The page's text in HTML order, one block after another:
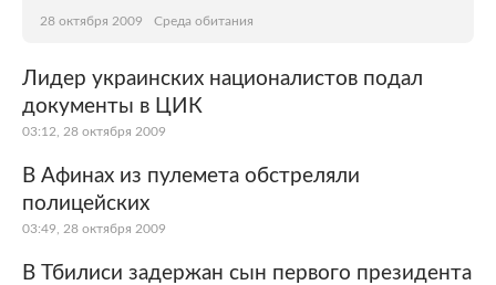
28 октября 2009 Среда обитания
Лидер украинских националистов подал
документы в ЦИК
03:12, 28 октября 2009
В Афинах из пулемета обстреляли
полицейских
03:49, 28 октября 2009
В Тбилиси задержан сын первого президента